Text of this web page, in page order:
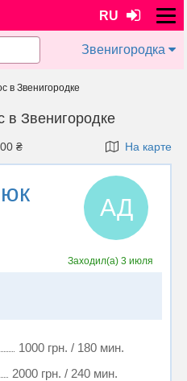
RU
Звенигородка
в Звенигородке
в Звенигородке
₴ На карте
АД
Заходил(а) 3 июля
1000 грн. / 180 мин.
2000 грн. / 240 мин.